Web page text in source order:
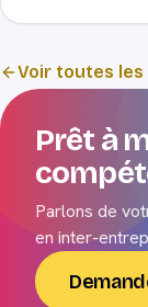
Voir toutes
Prêt à
Parlons de
en inter-